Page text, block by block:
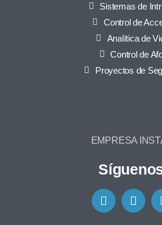
Sistemas de
Control de
Analítica de
Control de
Proyectos de
EMPRESA